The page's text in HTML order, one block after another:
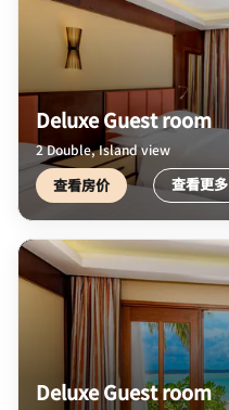
Deluxe Guest room
2 Double, Island view
查看房价 查看更多
Deluxe Guest room